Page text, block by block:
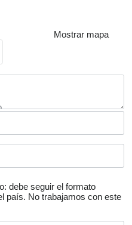
Mostrar mapa
debe seguir el formato
país. No trabajamos con este